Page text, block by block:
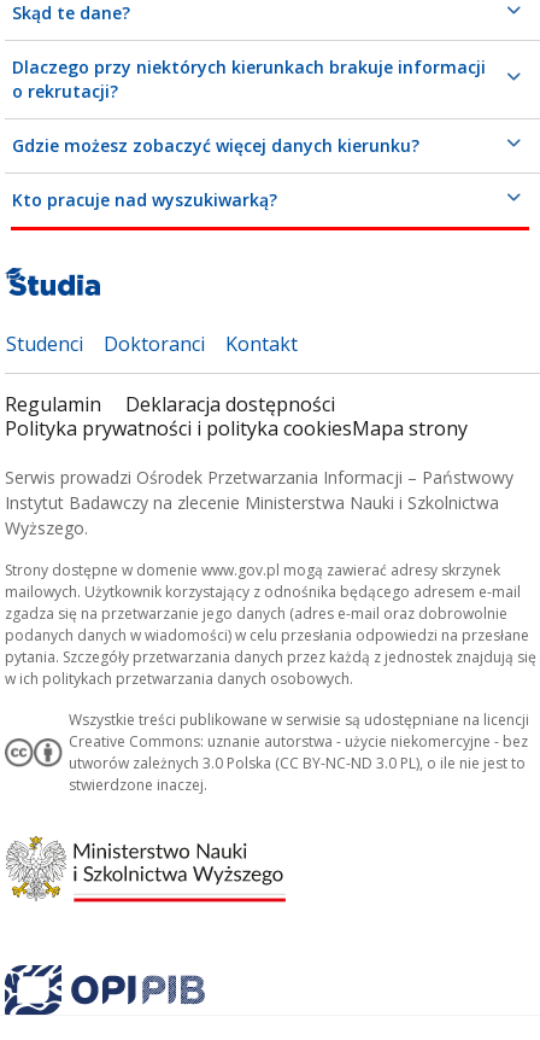
Skąd te dane?
Dlaczego przy niektórych kierunkach brakuje informacji
o rekrutacji?
Gdzie możesz zobaczyć więcej danych kierunku?
Kto pracuje nad wyszukiwarką?
Studenci Doktoranci Kontakt
Regulamin
Deklaracja dostępności
Polityka prywatności i polityka cookiesMapa strony
Serwis prowadzi Ośrodek Przetwarzania Informacji – Państwowy
Instytut Badawczy na zlecenie Ministerstwa Nauki i Szkolnictwa
Wyższego.
Strony dostępne w domenie www.gov.pl mogą zawierać adresy skrzynek
mailowych. Użytkownik korzystający z odnośnika będącego adresem e-mail
zgadza się na przetwarzanie jego danych (adres e-mail oraz dobrowolnie
podanych danych w wiadomości) w celu przesłania odpowiedzi na przesłane
pytania. Szczegóły przetwarzania danych przez każdą z jednostek znajdują się
w ich politykach przetwarzania danych osobowych.
Wszystkie treści publikowane w serwisie są udostępniane na licencji
Creative Commons: uznanie autorstwa - użycie niekomercyjne - bez
utworów zależnych 3.0 Polska (CC BY-NC-ND 3.0 PL), o ile nie jest to
stwierdzone inaczej.